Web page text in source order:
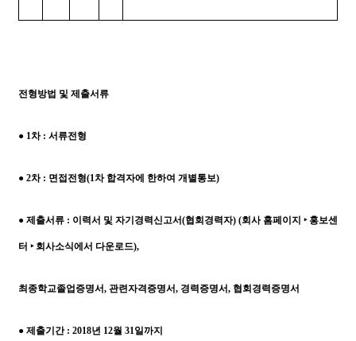
전형방법 및 제출서류
● 1차 : 서류전형
● 2차 : 면접전형(1차 합격자에 한하여 개별통보)
● 제출서류 : 이력서 및 자기경력신고서(협회경력자) (회사 홈페이지 ‣ 홍보센
터 ‣ 회사소식에서 다운로드),
최종학교졸업증명서, 관련자격증명서, 경력증명서, 협회경력증명서
● 제출기간 : 2018년 12월 31일까지